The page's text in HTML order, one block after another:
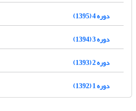
دوره 4 (1395)
دوره 3 (1394)
دوره 2 (1393)
دوره 1 (1392)